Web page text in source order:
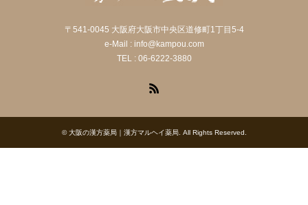
〒541-0045 大阪府大阪市中央区道修町1丁目5-4
e-Mail : info@kampou.com
TEL : 06-6222-3880
©大阪の漢方薬局｜漢方マルヘイ薬局. All Rights Reserved.